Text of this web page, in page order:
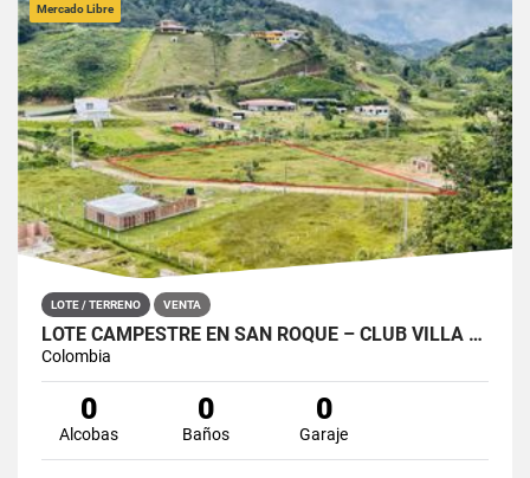
Mercado Libre
LOTE / TERRENO VENTA
LOTE CAMPESTRE EN SAN ROQUE – CLUB VILLA LAURA, TOTALMENTE PLANO
Colombia
0
Alcobas
0
Baños
0
Garaje